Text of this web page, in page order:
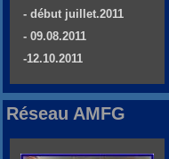
- début juillet.2011
- 09.08.2011
-12.10.2011
Réseau AMFG